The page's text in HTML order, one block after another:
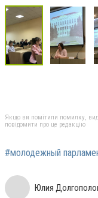
Якщо ви помітили помилку,
повідомити про це редакцію
#молодежный
Юлия